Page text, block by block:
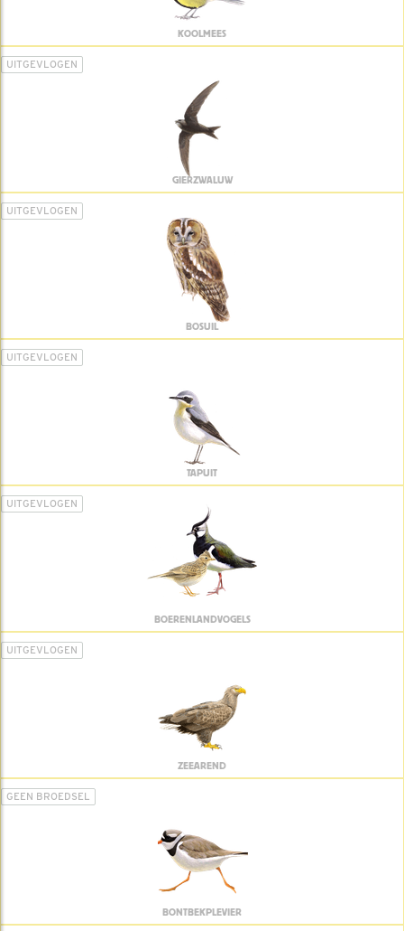
KOOLMEES
UITGEVLOGEN
GIERZWALUW
UITGEVLOGEN
BOSUIL
UITGEVLOGEN
TAPUIT
UITGEVLOGEN
BOERENLANDVOGELS
UITGEVLOGEN
ZEEAREND
GEEN BROEDSEL
BONTBEKPLEVIER